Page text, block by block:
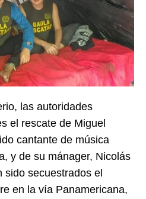
las autoridades
el rescate de Miguel
cantante de música
y de su mánager, Nicolás
sido secuestrados el
en la vía Panamericana,